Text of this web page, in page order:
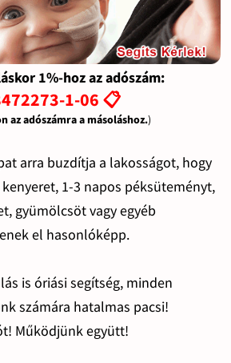
1%-hoz az adószám:
1-06 📋
az adószámra a másoláshoz.)
arra buzdítja a lakosságot, hogy
1-3 napos péksüteményt,
gyümölcsöt vagy egyéb
el hasonlóképp.
is óriási segítség, minden
számára hatalmas pacsi!
Működjünk együtt!